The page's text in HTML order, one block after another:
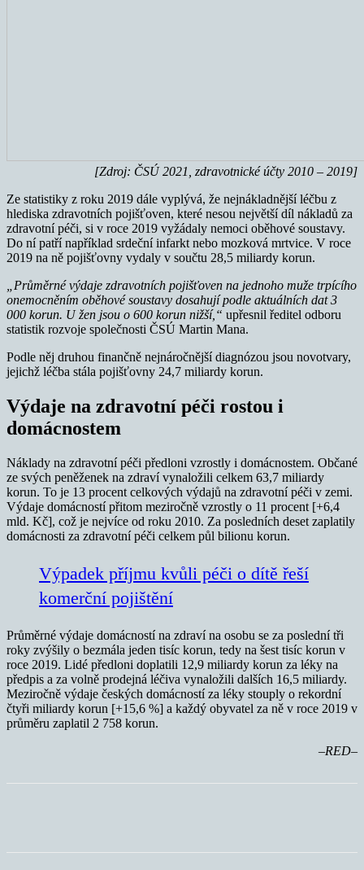
[Zdroj: ČSÚ 2021, zdravotnické účty 2010 – 2019]
Ze statistiky z roku 2019 dále vyplývá, že nejnákladnější léčbu z
hlediska zdravotních pojišťoven, které nesou největší díl nákladů za
zdravotní péči, si v roce 2019 vyžádaly nemoci oběhové soustavy.
Do ní patří například srdeční infarkt nebo mozková mrtvice. V roce
2019 na ně pojišťovny vydaly v součtu 28,5 miliardy korun.
„Průměrné výdaje zdravotních pojišťoven na jednoho muže trpícího
onemocněním oběhové soustavy dosahují podle aktuálních dat 3
000 korun. U žen jsou o 600 korun nižší,“ upřesnil ředitel odboru
statistik rozvoje společnosti ČSÚ Martin Mana.
Podle něj druhou finančně nejnáročnější diagnózou jsou novotvary,
jejichž léčba stála pojišťovny 24,7 miliardy korun.
Výdaje na zdravotní péči rostou i
domácnostem
Náklady na zdravotní péči předloni vzrostly i domácnostem. Občané
ze svých peněženek na zdraví vynaložili celkem 63,7 miliardy
korun. To je 13 procent celkových výdajů na zdravotní péči v zemi.
Výdaje domácností přitom meziročně vzrostly o 11 procent [+6,4
mld. Kč], což je nejvíce od roku 2010. Za posledních deset zaplatily
domácnosti za zdravotní péči celkem půl bilionu korun.
Výpadek příjmu kvůli péči o dítě řeší
komerční pojištění
Průměrné výdaje domácností na zdraví na osobu se za poslední tři
roky zvýšily o bezmála jeden tisíc korun, tedy na šest tisíc korun v
roce 2019. Lidé předloni doplatili 12,9 miliardy korun za léky na
předpis a za volně prodejná léčiva vynaložili dalších 16,5 miliardy.
Meziročně výdaje českých domácností za léky stouply o rekordní
čtyři miliardy korun [+15,6 %] a každý obyvatel za ně v roce 2019 v
průměru zaplatil 2 758 korun.
–RED–